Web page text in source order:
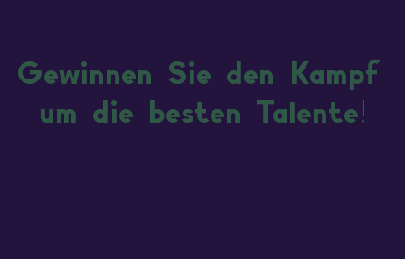
Gewinnen Sie den Kampf
um die besten Talente!